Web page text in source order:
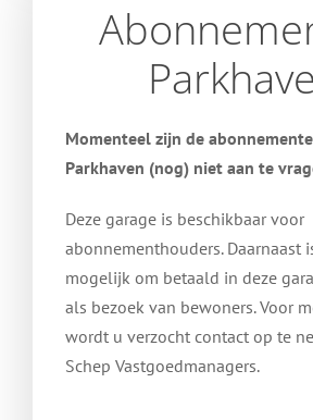
Momenteel zijn de
Parkhaven (nog) niet aan te
Deze garage is beschikbaar voor
abonnementhouders. Daarnaast
mogelijk om betaald in deze
als bezoek van bewoners. Voor
wordt u verzocht contact op te
Schep Vastgoedmanagers.